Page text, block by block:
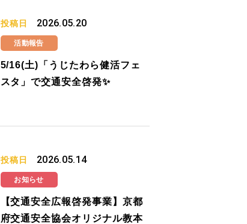
投稿日 2026.05.20
活動報告
5/16(土)「うじたわら健活フェ
スタ」で交通安全啓発✨
投稿日 2026.05.14
お知らせ
【交通安全広報啓発事業】京都
府交通安全協会オリジナル教本